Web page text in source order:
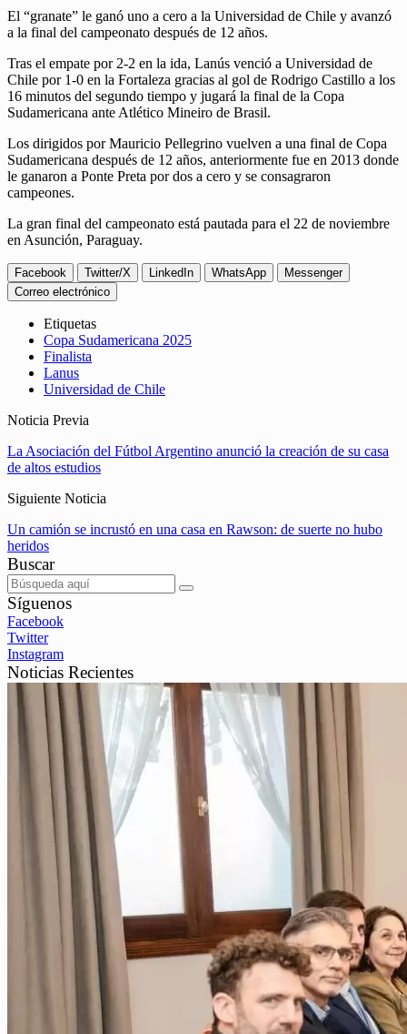
El “granate” le ganó uno a cero a la Universidad de Chile y avanzó
a la final del campeonato después de 12 años.
Tras el empate por 2-2 en la ida, Lanús venció a Universidad de
Chile por 1-0 en la Fortaleza gracias al gol de Rodrigo Castillo a los
16 minutos del segundo tiempo y jugará la final de la Copa
Sudamericana ante Atlético Mineiro de Brasil.
Los dirigidos por Mauricio Pellegrino vuelven a una final de Copa
Sudamericana después de 12 años, anteriormente fue en 2013 donde
le ganaron a Ponte Preta por dos a cero y se consagraron
campeones.
La gran final del campeonato está pautada para el 22 de noviembre
en Asunción, Paraguay.
Facebook Twitter/X LinkedIn WhatsApp
Messenger
Correo electrónico
Etiquetas
Copa Sudamericana 2025
Finalista
Lanus
Universidad de Chile
Noticia Previa
La Asociación del Fútbol Argentino anunció la creación de su casa
de altos estudios
Siguiente Noticia
Un camión se incrustó en una casa en Rawson: de suerte no hubo
heridos
Buscar
Síguenos
Facebook
Twitter
Instagram
Noticias Recientes